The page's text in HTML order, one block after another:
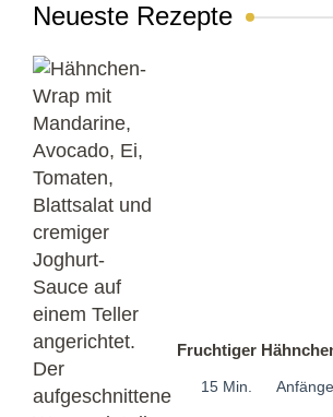
Neueste Rezepte
Fruchtiger
15 Min.